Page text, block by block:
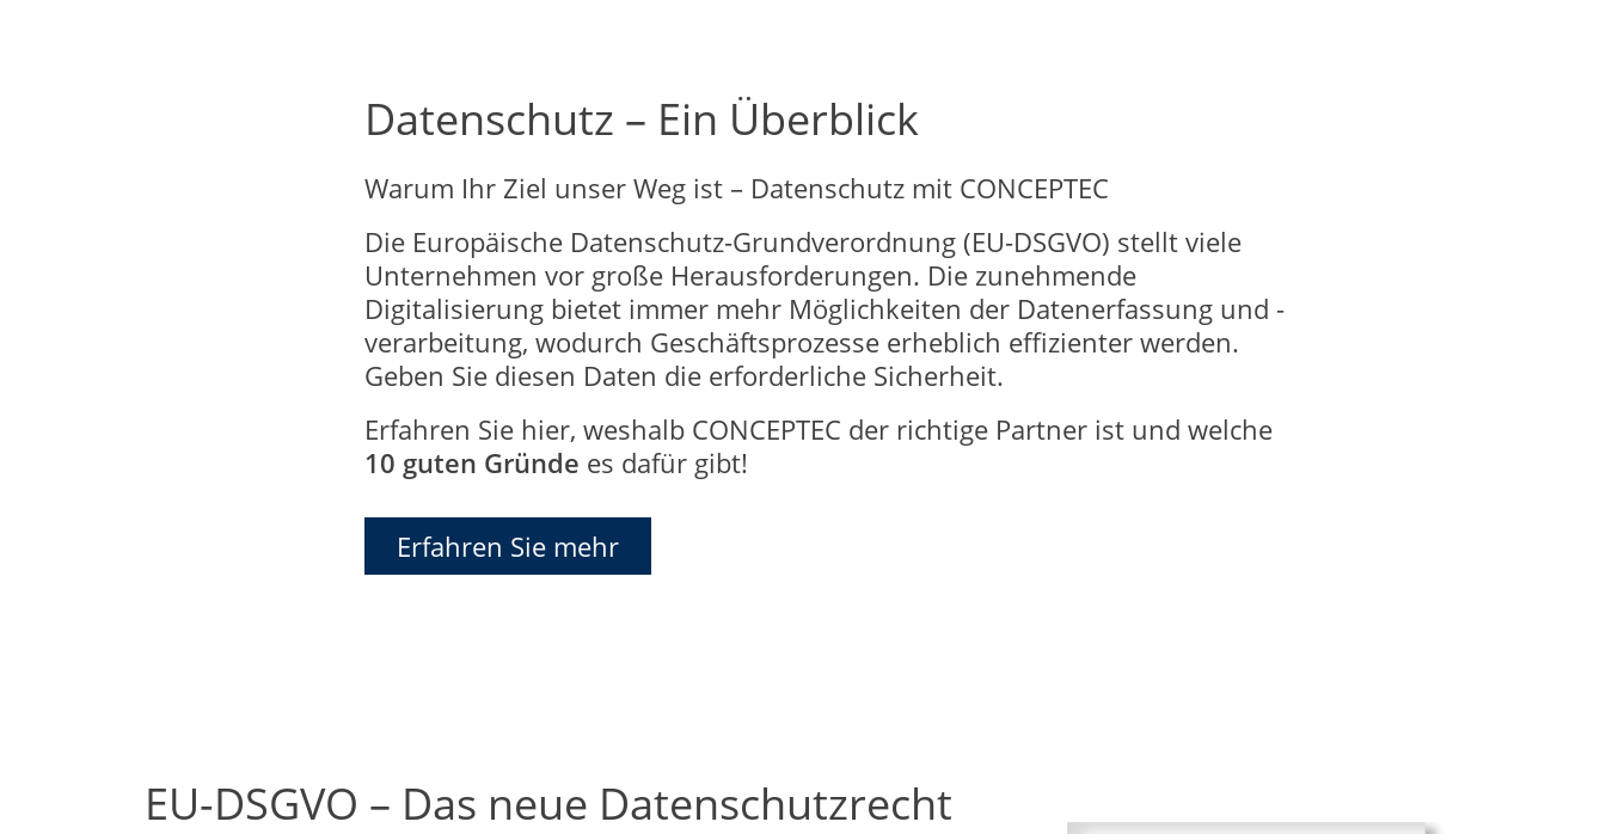
Datenschutz – Ein Überblick
Warum Ihr Ziel unser Weg ist – Datenschutz mit CONCEPTEC
Die Europäische Datenschutz-Grundverordnung (EU-DSGVO) stellt viele
Unternehmen vor große Herausforderungen. Die zunehmende
Digitalisierung bietet immer mehr Möglichkeiten der Datenerfassung und -
verarbeitung, wodurch Geschäftsprozesse erheblich effizienter werden.
Geben Sie diesen Daten die erforderliche Sicherheit.
Erfahren Sie hier, weshalb CONCEPTEC der richtige Partner ist und welche
10 guten Gründe es dafür gibt!
Erfahren Sie mehr
EU-DSGVO – Das neue Datenschutzrecht